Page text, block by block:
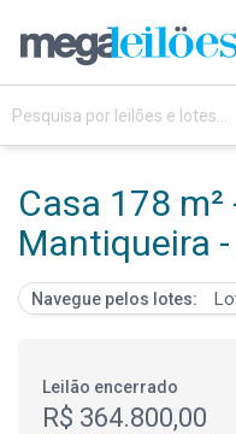
Casa 178 m²
Mantiqueira
Navegue pelos lotes:
Leilão encerrado
R$ 364.800,00